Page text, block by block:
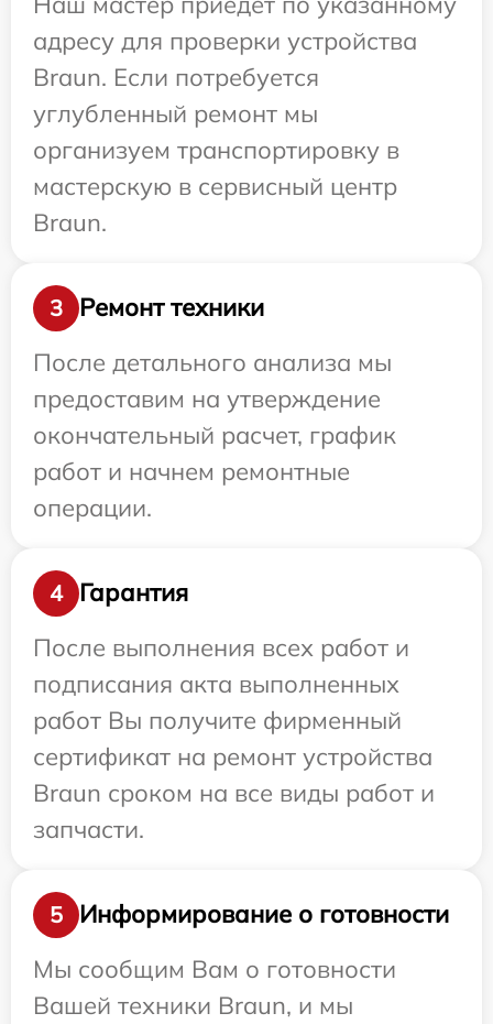
адресу для проверки устройства
Braun. Если потребуется
углубленный ремонт мы
организуем транспортировку в
мастерскую в сервисный центр
Braun.
3
Ремонт техники
После детального анализа мы
предоставим на утверждение
окончательный расчет, график
работ и начнем ремонтные
операции.
4
Гарантия
После выполнения всех работ и
подписания акта выполненных
работ Вы получите фирменный
сертификат на ремонт устройства
Braun сроком на все виды работ и
запчасти.
5
Информирование о готовности
Мы сообщим Вам о готовности
Вашей техники Braun, и мы